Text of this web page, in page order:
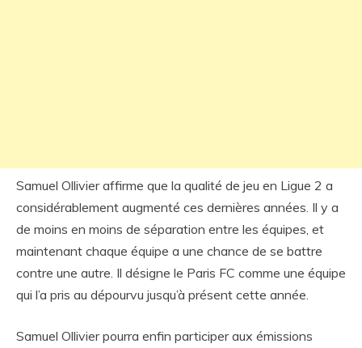
Samuel Ollivier affirme que la qualité de jeu en Ligue 2 a
considérablement augmenté ces dernières années. Il y a
de moins en moins de séparation entre les équipes, et
maintenant chaque équipe a une chance de se battre
contre une autre. Il désigne le Paris FC comme une équipe
qui l’a pris au dépourvu jusqu’à présent cette année.
Samuel Ollivier pourra enfin participer aux émissions